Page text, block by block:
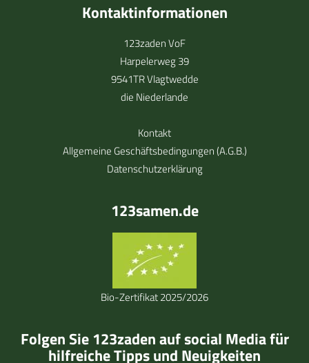
Kontaktinformationen
123zaden VoF
Harpelerweg 39
9541TR Vlagtwedde
die Niederlande
Kontakt
Allgemeine Geschäftsbedingungen (A.G.B.)
Datenschutzerklärung
123samen.de
Bio-Zertifikat 2025/2026
Folgen Sie 123zaden auf social Media für
hilfreiche Tipps und Neuigkeiten